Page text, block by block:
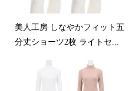
美人工房 しなやかフィット五
分丈ショーツ2枚 ライトセ...